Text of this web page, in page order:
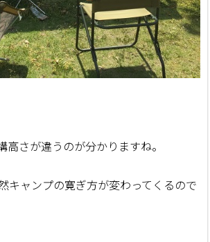
高さが違うのが分かりますね。
キャンプの寛ぎ方が変わってくるので